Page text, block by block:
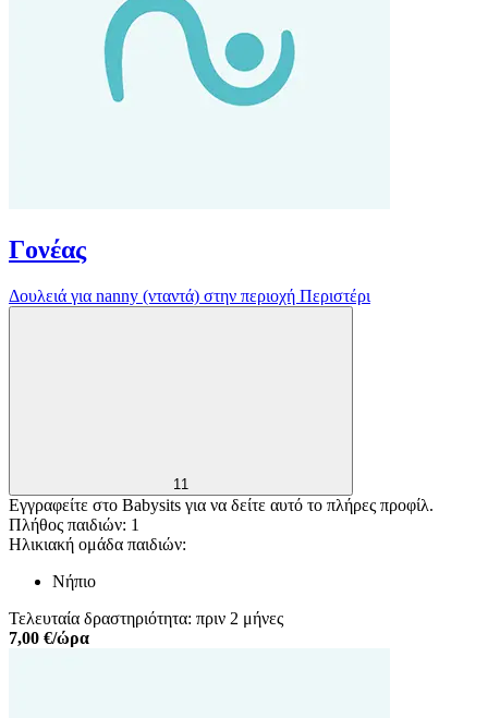
Γονέας
Δουλειά για nanny (νταντά) στην περιοχή Περιστέρι
11
Εγγραφείτε στο Babysits για να δείτε αυτό το πλήρες προφίλ.
Πλήθος παιδιών: 1
Ηλικιακή ομάδα παιδιών:
Νήπιο
Τελευταία δραστηριότητα: πριν 2 μήνες
7,00 €/ώρα